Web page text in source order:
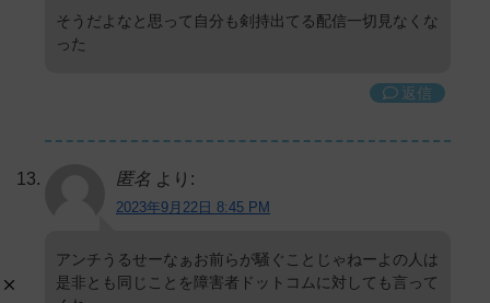
そうだよなと思って自分も剣持出てる配信一切見なくな
った
返信
匿名 より:
2023年9月22日 8:45 PM
アンチうるせーなぁお前らが騒ぐことじゃねーよの人は
是非とも同じことを障害者ドットコムに対しても言って